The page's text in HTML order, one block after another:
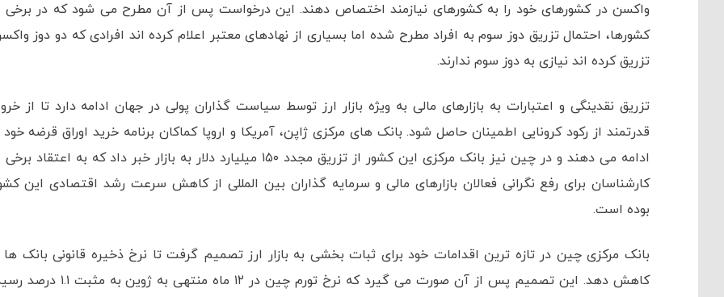
واکسن در کشورهای خود را به کشورهای نیازمند اختصاص دهند. این درخواست پس از آن مطرح می شود که در برخی
کشورها، احتمال تزریق دوز سوم به افراد مطرح شده اما بسیاری از نهادهای معتبر اعلام کرده اند افرادی که دو دوز
تزریق کرده اند نیازی به دوز سوم ندارند.
تزریق نقدینگی و اعتبارات به بازارهای مالی به ویژه بازار ارز توسط سیاست گذاران پولی در جهان ادامه دارد تا از
قدرتمند از رکود کرونایی اطمینان حاصل شود. بانک های مرکزی ژاپن، آمریکا و اروپا کماکان برنامه خرید اوراق قرضه خود
ادامه می دهند و در چین نیز بانک مرکزی این کشور از تزریق مجدد ۱۵۰ میلیارد دلار به بازار خبر داد که به اعتقاد
کارشناسان برای رفع نگرانی فعالان بازارهای مالی و سرمایه گذاران بین المللی از کاهش سرعت رشد اقتصادی این
بوده است.
بانک مرکزی چین در تازه ترین اقدامات خود برای ثبات بخشی به بازار ارز تصمیم گرفت تا نرخ ذخیره قانونی بانک ها
کاهش دهد. این تصمیم پس از آن صورت می گیرد که نرخ تورم چین در ۱۲ ماه منتهی به ژوین به